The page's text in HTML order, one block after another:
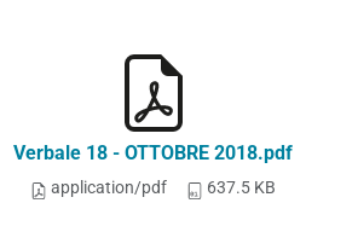
Verbale 18 - OTTOBRE 2018.pdf
application/pdf 637.5 KB